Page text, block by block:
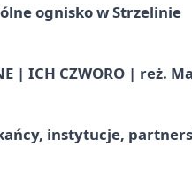
ognisko w Strzelinie
| ICH CZWORO | reż.
instytucje,